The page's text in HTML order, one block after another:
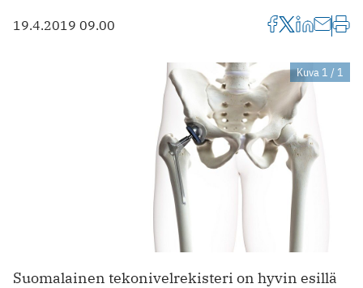
19.4.2019 09.00
Kuva 1 / 1
Suomalainen tekonivelrekisteri on hyvin esillä